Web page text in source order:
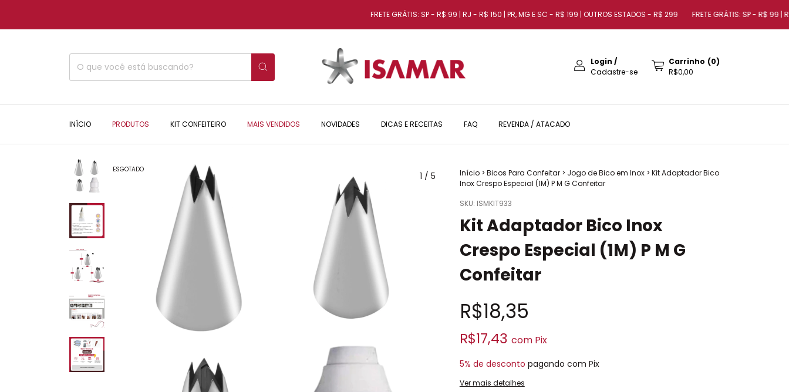
FRETE GRÁTIS: SP - R$ 99 | RJ - R$ 150 | PR, MG E SC - R$ 199 | OUTROS ESTADOS - R$ 299 FRETE GRÁTIS: SP - R$ 99 | RJ -
Login /
Cadastre-se
Carrinho (0)
R$0,00
INÍCIO PRODUTOS KIT CONFEITEIRO MAIS VENDIDOS NOVIDADES DICAS E RECEITAS FAQ REVENDA / ATACADO
ESGOTADO
1 / 5 Início > Bicos Para Confeitar > Jogo de Bico em Inox > Kit Adaptador Bico
Inox Crespo Especial (1M) P M G Confeitar
SKU: ISMKIT933
Kit Adaptador Bico Inox
Crespo Especial (1M) P M G
Confeitar
R$18,35
R$17,43 com Pix
5% de desconto pagando com Pix
Ver mais detalhes